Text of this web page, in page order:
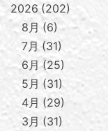
2026 202
8月
6
7月 31
6月
25
5月
31
4月
29
3月
31